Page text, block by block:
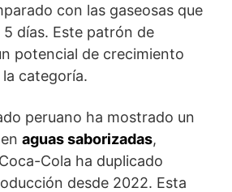
con las gaseosas que
días. Este patrón de
potencial de crecimiento
categoría.
peruano ha mostrado un
aguas saborizadas,
Cola ha duplicado
desde 2022. Esta